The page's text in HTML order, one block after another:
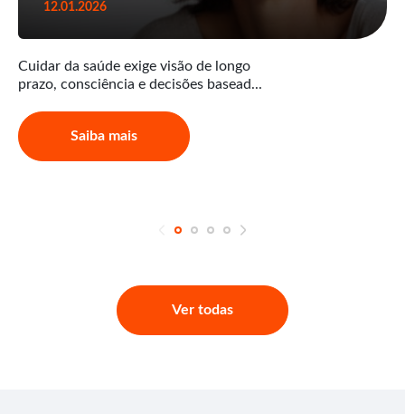
12.01.2026
Cuidar da saúde exige visão de longo
prazo, consciência e decisões basead...
Saiba mais
Ver todas